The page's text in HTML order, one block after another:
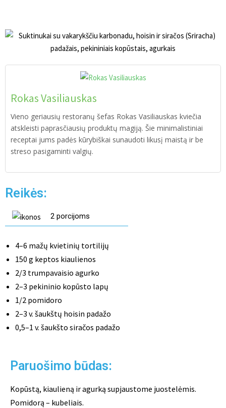
Rokas Vasiliauskas
Vieno geriausių restoranų šefas Rokas Vasiliauskas kviečia
atskleisti paprasčiausių produktų magiją. Šie minimalistiniai
receptai jums padės kūrybiškai sunaudoti likusį maistą ir be
streso pasigaminti valgių.
Reikės:
2 porcijoms
4–6 mažų kvietinių tortilijų
150 g keptos kiaulienos
2/3 trumpavaisio agurko
2–3 pekininio kopūsto lapų
1/2 pomidoro
2–3 v. šaukštų hoisin padažo
0,5–1 v. šaukšto siračos padažo
Paruošimo būdas:
Kopūstą, kiaulieną ir agurką supjaustome juostelėmis.
Pomidorą – kubeliais.